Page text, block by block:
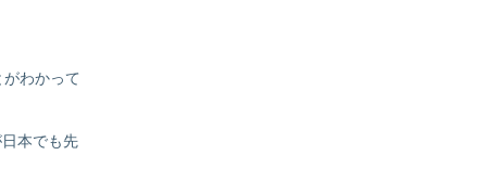
わかって
本でも先